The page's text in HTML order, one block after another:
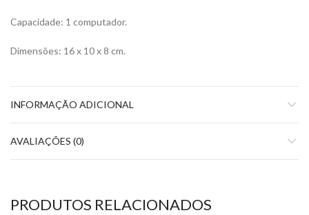
Capacidade: 1 computador.
Dimensões: 16 x 10 x 8 cm.
INFORMAÇÃO ADICIONAL
AVALIAÇÕES (0)
PRODUTOS RELACIONADOS